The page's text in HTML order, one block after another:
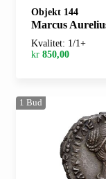
Objekt 144
Marcus Aurelius 161-180, Æ
Kvalitet: 1/1+
kr 850,00
1 Bud